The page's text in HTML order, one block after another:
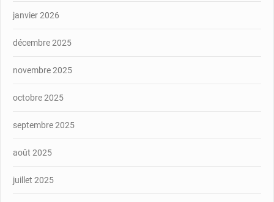
janvier 2026
décembre 2025
novembre 2025
octobre 2025
septembre 2025
août 2025
juillet 2025